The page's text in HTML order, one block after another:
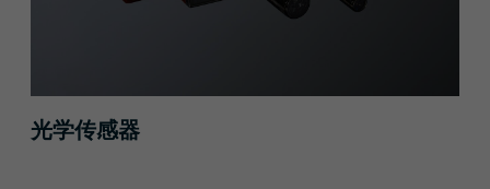
光学传感器